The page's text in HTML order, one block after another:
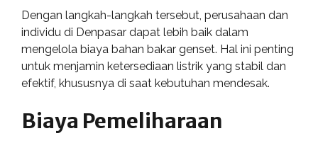
Dengan langkah-langkah tersebut, perusahaan dan
individu di Denpasar dapat lebih baik dalam
mengelola biaya bahan bakar genset. Hal ini penting
untuk menjamin ketersediaan listrik yang stabil dan
efektif, khususnya di saat kebutuhan mendesak.
Biaya Pemeliharaan